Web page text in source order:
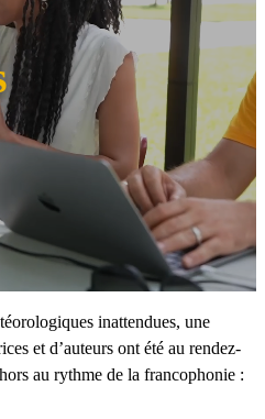
inattendues, une
et d’auteurs ont été au rendez-
au rythme de la francophonie :